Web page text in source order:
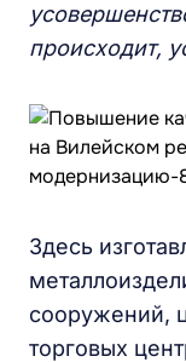
происходит,
Здесь
сооружений,
торговых